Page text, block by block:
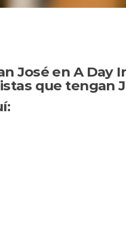
José en A Day
que tengan